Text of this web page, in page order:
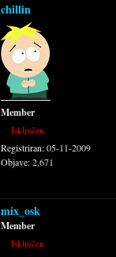
chillin
Member
Isključen
Registriran:05-11-2009
Objave:2,671
mix_osk
Member
Isključen